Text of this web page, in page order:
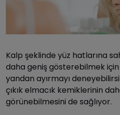
Kalp şeklinde yüz hatlarına
daha geniş gösterebilmek için
yandan ayırmayı
çıkık elmacık kemiklerinin
görünebilmesini de sağlıyor.